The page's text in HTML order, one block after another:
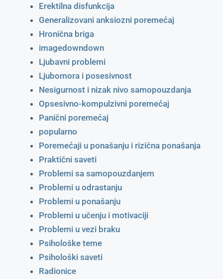
Erektilna disfunkcija
Generalizovani anksiozni poremećaj
Hronična briga
imagedowndown
Ljubavni problemi
Ljubomora i posesivnost
Nesigurnost i nizak nivo samopouzdanja
Opsesivno-kompulzivni poremećaj
Panični poremećaj
popularno
Poremećaji u ponašanju i rizična ponašanja
Praktični saveti
Problemi sa samopouzdanjem
Problemi u odrastanju
Problemi u ponašanju
Problemi u učenju i motivaciji
Problemi u vezi braku
Psihološke teme
Psihološki saveti
Radionice